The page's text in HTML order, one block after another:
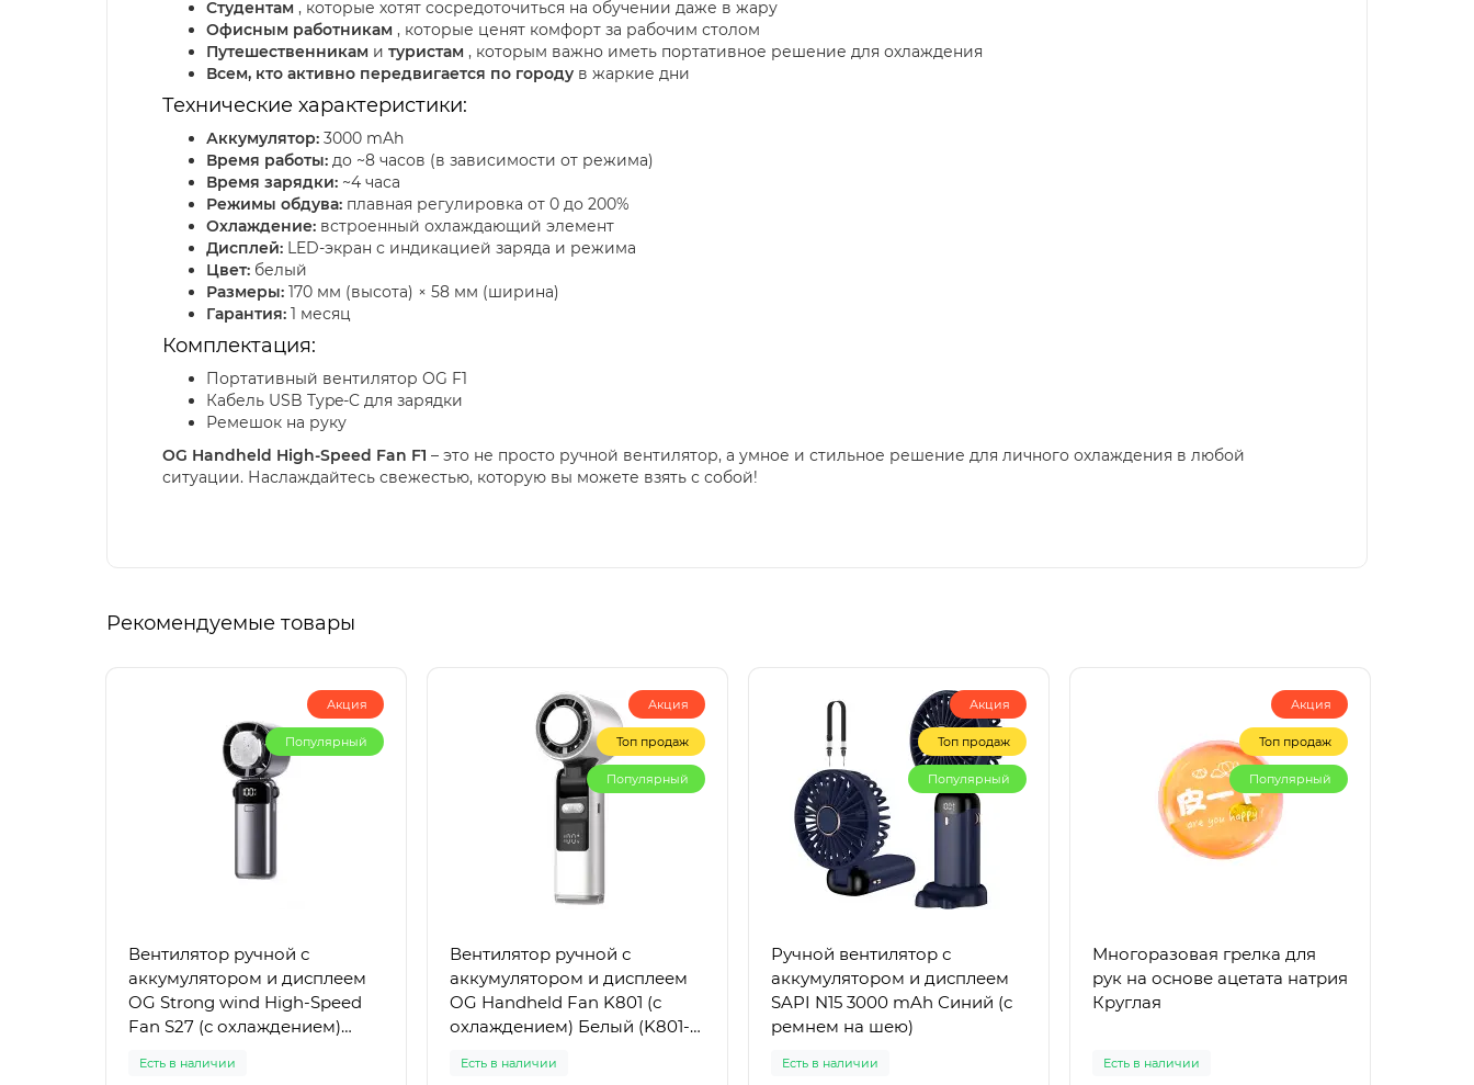
Студентам , которые хотят сосредоточиться на обучении даже в жару
Офисным работникам , которые ценят комфорт за рабочим столом
Путешественникам и туристам , которым важно иметь портативное решение для охлаждения
Всем, кто активно передвигается по городу в жаркие дни
Технические характеристики:
Аккумулятор: 3000 mAh
Время работы: до ~8 часов (в зависимости от режима)
Время зарядки: ~4 часа
Режимы обдува: плавная регулировка от 0 до 200%
Охлаждение: встроенный охлаждающий элемент
Дисплей: LED-экран с индикацией заряда и режима
Цвет: белый
Размеры: 170 мм (высота) × 58 мм (ширина)
Гарантия: 1 месяц
Комплектация:
Портативный вентилятор OG F1
Кабель USB Type-C для зарядки
Ремешок на руку
OG Handheld High-Speed Fan F1 – это не просто ручной вентилятор, а умное и стильное решение для личного охлаждения в любой
ситуации. Наслаждайтесь свежестью, которую вы можете взять с собой!
Рекомендуемые товары
Акция
Популярный
Вентилятор ручной с
аккумулятором и дисплеем
OG Strong wind High-Speed
Fan S27 (с охлаждением)
Есть в наличии
Акция
Топ продаж
Популярный
Вентилятор ручной с
аккумулятором и дисплеем
OG Handheld Fan K801 (с
охлаждением) Белый (K801-
Есть в наличии
Акция
Топ продаж
Популярный
Ручной вентилятор с
аккумулятором и дисплеем
SAPI N15 3000 mAh Синий (с
ремнем на шею)
Есть в наличии
Акция
Топ продаж
Популярный
Многоразовая грелка для
рук на основе ацетата натрия
Круглая
Есть в наличии